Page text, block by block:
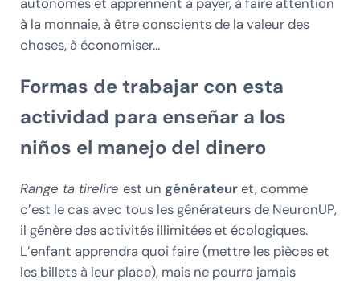
à la monnaie, à être conscients de la valeur des
choses, à économiser…
Formas de trabajar con esta
actividad para enseñar a los
niños el manejo del dinero
Range ta tirelire est un générateuret, comme
c’est le cas avec tous les générateurs de NeuronUP,
il génère des activités illimitées et écologiques.
L’enfant apprendra quoi faire (mettre les pièces et
les billets à leur place), mais ne pourra jamais